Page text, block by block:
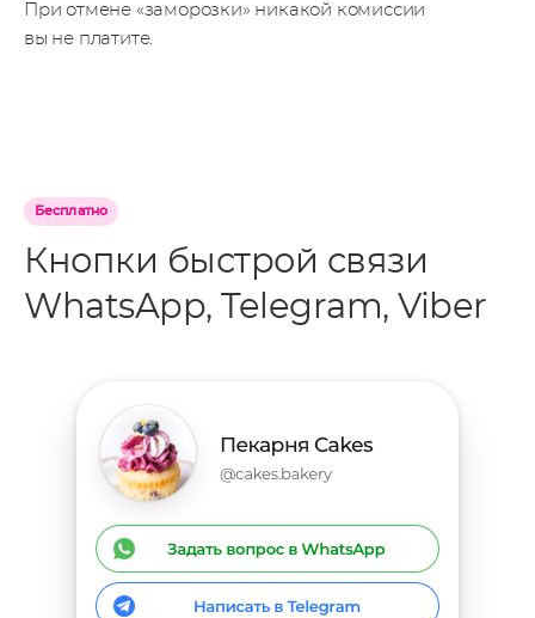
При отмене «заморозки» никакой комиссии
вы не платите.
Бесплатно
Кнопки быстрой связи
WhatsApp, Telegram, Viber